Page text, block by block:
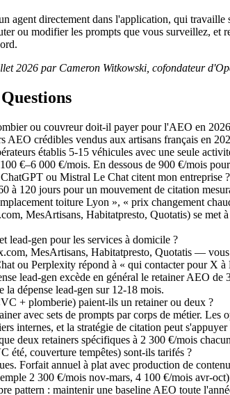
agent directement dans l'application, qui
ou modifier les prompts que vous surveillez,
2026 par Cameron Witkowski, cofondateur
ou couvreur doit-il payer pour l'AEO en
AEO crédibles vendus aux artisans français en
établis 5-15 véhicules avec une seule
€–6 000 €/mois. En dessous de 900 €/mois
ou Mistral Le Chat citent mon entreprise ?
à 120 jours pour un mouvement de citation
toiture Lyon », « prix changement
MesArtisans, Habitatpresto, Quotatis) se
lead-gen pour les services à domicile ?
MesArtisans, Habitatpresto, Quotatis —
ou Perplexity répond à « qui contacter pour X
lead-gen excède en général le retainer AEO
la dépense lead-gen sur 12-18 mois.
+ plomberie) paient-ils un retainer ou deux ?
avec sets de prompts par corps de métier.
internes, et la stratégie de citation peut
deux retainers spécifiques à 2 300 €/mois
été, couverture tempêtes) sont-ils tarifés ?
Forfait annuel à plat avec production de
2 300 €/mois nov-mars, 4 100 €/mois avr-
pattern : maintenir une baseline AEO toute